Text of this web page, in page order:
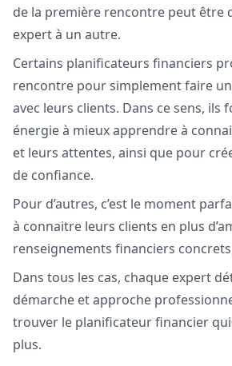
de la première rencontre peut être
expert à un autre.
Certains planificateurs financiers
rencontre pour simplement faire
avec leurs clients. Dans ce sens, ils
énergie à mieux apprendre à
et leurs attentes, ainsi que pour
de confiance.
Pour d’autres, c’est le moment
à connaitre leurs clients en plus
renseignements financiers
Dans tous les cas, chaque expert
démarche et approche
trouver le planificateur financier
plus.